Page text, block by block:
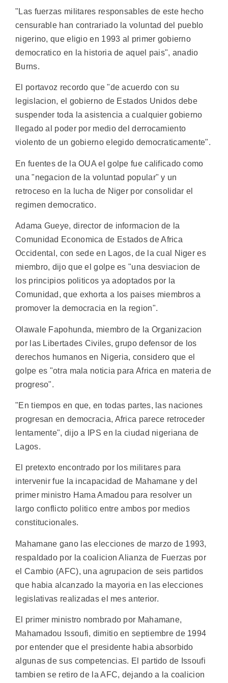
"Las fuerzas militares responsables de este hecho
censurable han contrariado la voluntad del pueblo
nigerino, que eligio en 1993 al primer gobierno
democratico en la historia de aquel pais", anadio
Burns.
El portavoz recordo que "de acuerdo con su
legislacion, el gobierno de Estados Unidos debe
suspender toda la asistencia a cualquier gobierno
llegado al poder por medio del derrocamiento
violento de un gobierno elegido democraticamente".
En fuentes de la OUA el golpe fue calificado como
una "negacion de la voluntad popular" y un
retroceso en la lucha de Niger por consolidar el
regimen democratico.
Adama Gueye, director de informacion de la
Comunidad Economica de Estados de Africa
Occidental, con sede en Lagos, de la cual Niger es
miembro, dijo que el golpe es "una desviacion de
los principios politicos ya adoptados por la
Comunidad, que exhorta a los paises miembros a
promover la democracia en la region".
Olawale Fapohunda, miembro de la Organizacion
por las Libertades Civiles, grupo defensor de los
derechos humanos en Nigeria, considero que el
golpe es "otra mala noticia para Africa en materia de
progreso".
"En tiempos en que, en todas partes, las naciones
progresan en democracia, Africa parece retroceder
lentamente", dijo a IPS en la ciudad nigeriana de
Lagos.
El pretexto encontrado por los militares para
intervenir fue la incapacidad de Mahamane y del
primer ministro Hama Amadou para resolver un
largo conflicto politico entre ambos por medios
constitucionales.
Mahamane gano las elecciones de marzo de 1993,
respaldado por la coalicion Alianza de Fuerzas por
el Cambio (AFC), una agrupacion de seis partidos
que habia alcanzado la mayoria en las elecciones
legislativas realizadas el mes anterior.
El primer ministro nombrado por Mahamane,
Mahamadou Issoufi, dimitio en septiembre de 1994
por entender que el presidente habia absorbido
algunas de sus competencias. El partido de Issoufi
tambien se retiro de la AFC, dejando a la coalicion